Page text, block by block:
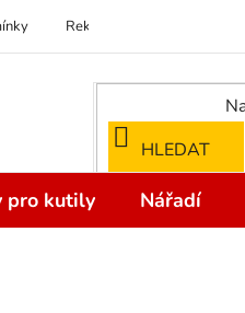
Reklamace
HLEDAT
pro kutily Nářadí